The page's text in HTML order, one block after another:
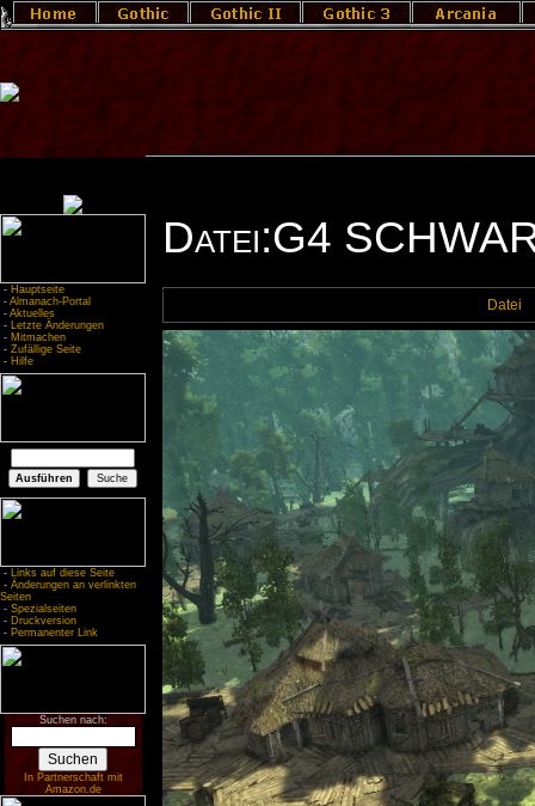
- Hauptseite
- Almanach-Portal
- Aktuelles
- Letzte Änderungen
- Mitmachen
- Zufällige Seite
- Hilfe
- Links auf diese Seite
- Änderungen an verlinkten
Seiten
- Spezialseiten
- Druckversion
- Permanenter Link
Suchen nach:
In Partnerschaft mit
Amazon.de
Datei:G4
Datei